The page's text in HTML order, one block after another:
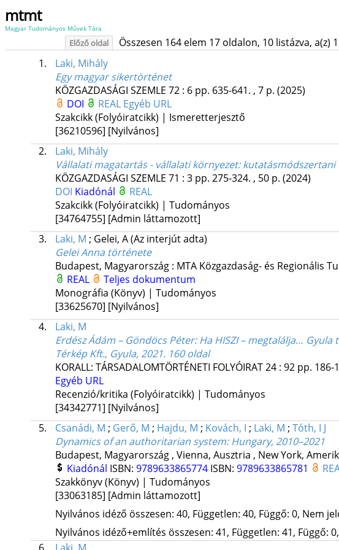
mtmt
Magyar Tudományos Művek Tára
Előző oldal Összesen 164 elem 17 oldalon, 10 listázva, a(z)
1.
Laki, Mihály
Egy magyar sikertörténet
KÖZGAZDASÁGI SZEMLE 72: 6 pp. 635-641. , 7 p. (2025)
DOI
REAL Egyéb URL
Szakcikk (Folyóiratcikk) | Ismeretterjesztő
[36210596] [Nyilvános]
2.
Laki, Mihály
Vállalati magatartás - vállalati környezet:
KÖZGAZDASÁGI SZEMLE 71 : 3 pp. 275-324. , 50 p. (2024)
DOI Kiadónál
REAL
Szakcikk (Folyóiratcikk) | Tudományos
[34764755] [Admin láttamozott]
3.
Laki, M ; Gelei, A(Az interjút adta)
Gelei Anna története
Budapest, Magyarország : MTA Közgazdaság- és Regionális
REAL
Teljes dokumentum
Monográfia (Könyv) | Tudományos
[33625670] [Nyilvános]
4.
Laki, M
Erdész Ádám – Göndöcs Péter: Ha HISZI – megtalálja…
Térkép Kft., Gyula, 2021. 160 oldal
KORALL: TÁRSADALOMTÖRTÉNETI FOLYÓIRAT24: 92 pp. 186-
Egyéb URL
Recenzió/kritika (Folyóiratcikk) | Tudományos
[34342771] [Nyilvános]
5.
Csanádi, M ; Gerő, M ; Hajdu, M ; Kovách, I ; Laki, M ; Tóth, I J
Dynamics of an authoritarian system: Hungary, 2010–2021
Budapest, Magyarország , Vienna, Ausztria , New York,
Kiadónál ISBN: 9789633865774 ISBN: 9789633865781
Szakkönyv (Könyv) | Tudományos
[33063185] [Admin láttamozott]
Nyilvános idéző összesen: 40, Független: 40, Függő: 0, Nem
Nyilvános idéző+említés összesen: 41, Független: 41, Függő: